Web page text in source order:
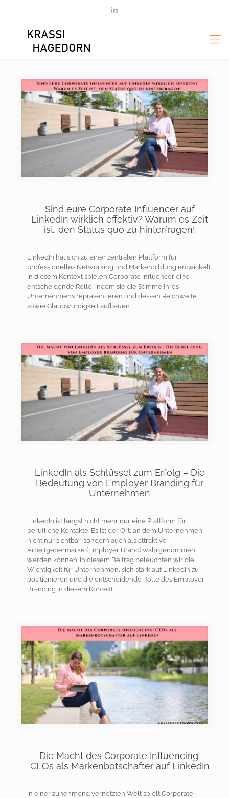
Sind eure Corporate Influencer auf
LinkedIn wirklich effektiv? Warum es Zeit
ist, den Status quo zu hinterfragen!
LinkedIn hat sich zu einer zentralen Plattform für
professionelles Networking und Markenbildung entwickelt.
In diesem Kontext spielen Corporate Influencer eine
entscheidende Rolle, indem sie die Stimme ihres
Unternehmens repräsentieren und dessen Reichweite
sowie Glaubwürdigkeit aufbauen.
LinkedIn als Schlüssel zum Erfolg – Die
Bedeutung von Employer Branding für
Unternehmen
LinkedIn ist längst nicht mehr nur eine Plattform für
berufliche Kontakte. Es ist der Ort, an dem Unternehmen
nicht nur sichtbar, sondern auch als attraktive
Arbeitgebermarke (Employer Brand) wahrgenommen
werden können. In diesem Beitrag beleuchten wir die
Wichtigkeit für Unternehmen, sich stark auf LinkedIn zu
positionieren und die entscheidende Rolle des Employer
Branding in diesem Kontext.
Die Macht des Corporate Influencing:
CEOs als Markenbotschafter auf LinkedIn
In einer zunehmend vernetzten Welt spielt Corporate